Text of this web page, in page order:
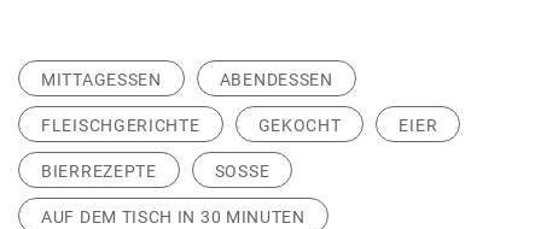
MITTAGESSEN ABENDESSEN
FLEISCHGERICHTE GEKOCHT EIER
BIERREZEPTE SOSSE
AUF DEM TISCH IN 30 MINUTEN